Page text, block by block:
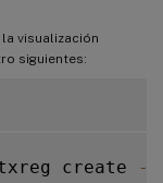
visualización
siguientes:
create -